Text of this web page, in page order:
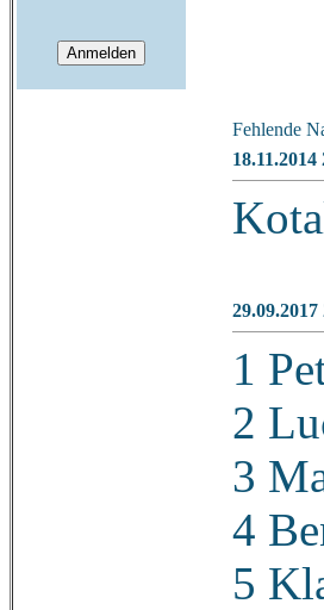
Fehlende
18.11.2014
29.09.2017
1
2
3
4
5